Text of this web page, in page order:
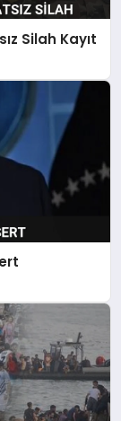
Silah Kayıt